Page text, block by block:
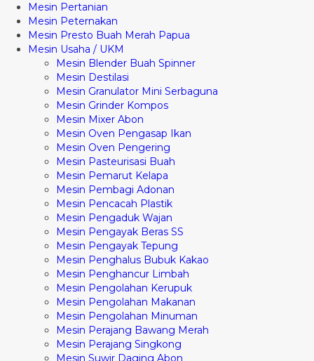
Mesin Pertanian
Mesin Peternakan
Mesin Presto Buah Merah Papua
Mesin Usaha / UKM
Mesin Blender Buah Spinner
Mesin Destilasi
Mesin Granulator Mini Serbaguna
Mesin Grinder Kompos
Mesin Mixer Abon
Mesin Oven Pengasap Ikan
Mesin Oven Pengering
Mesin Pasteurisasi Buah
Mesin Pemarut Kelapa
Mesin Pembagi Adonan
Mesin Pencacah Plastik
Mesin Pengaduk Wajan
Mesin Pengayak Beras SS
Mesin Pengayak Tepung
Mesin Penghalus Bubuk Kakao
Mesin Penghancur Limbah
Mesin Pengolahan Kerupuk
Mesin Pengolahan Makanan
Mesin Pengolahan Minuman
Mesin Perajang Bawang Merah
Mesin Perajang Singkong
Mesin Suwir Daging Abon